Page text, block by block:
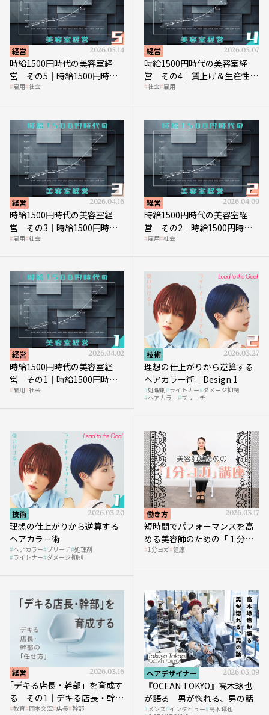
経営 2026.05.14
時給1500円時代の美容室経
営 その5｜時給1500円時代
の到来は美容業の収益構造を
雇用 社会
経営 2026.05.07
時給1500円時代の美容室経
営 その4｜賃上げ＆生産性向
上につなげる賢い助成金活用
社会 雇用
経営 2026.04.16
時給1500円時代の美容室経
営 その3｜時給1500円時
代、美容業はどのような影響
雇用 社会
経営 2026.04.09
時給1500円時代の美容室経
営 その2｜時給1500円時代
に支払う給与はいくらなのか
雇用 社会
経営 2026.04.02
時給1500円時代の美容室経
営 その1｜時給1500円時代
へ向かう社会的背景
雇用 社会
技術 2026.03.27
理想の仕上がりから逆算する
ヘアカラー術｜Design.1
処理剤 ライトナー ダメージ抑制
ヘアカラー ブリーチ
技術 2026.03.20
理想の仕上がりから逆算する
ヘアカラー術
ヘアカラー ブリーチ 処理剤
ライトナー ダメージ抑制
働き方 2026.03.17
短時間でパフォーマンスを高
める美容師のための「１分ヨ
ガ」講座｜実践編
1分ヨガ 健康
経営 2026.03.16
｢デキる店長・幹部」を育成す
る その1｜デキる店長・幹部
の「任せ方」
教育 岡本文宏 店長 幹部
ヘアデザイナー 2026.03.09
『OCEAN TOKYO』高木琢也
が語る 男が惚れる、男の話
メンズ インタビュー 高木琢也